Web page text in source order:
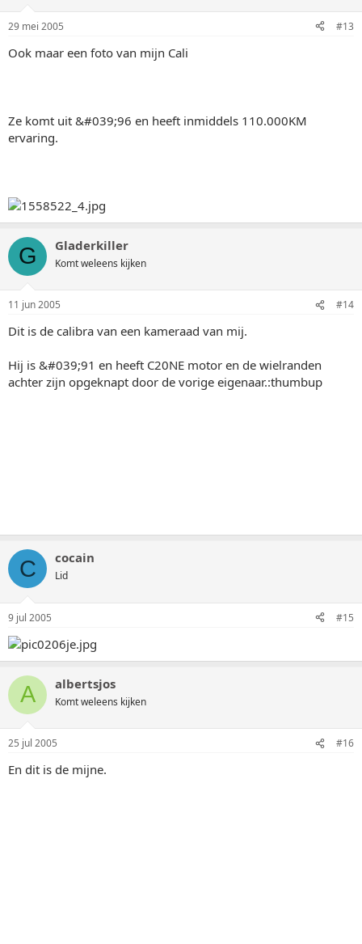
29 mei 2005 #13
Ook maar een foto van mijn Cali
Ze komt uit &#039;96 en heeft inmiddels 110.000KM
ervaring.
G Gladerkiller
Komt weleens kijken
11 jun 2005 #14
Dit is de calibra van een kameraad van mij.
Hij is &#039;91 en heeft C20NE motor en de wielranden
achter zijn opgeknapt door de vorige eigenaar.:thumbup
C cocain
Lid
9 jul 2005 #15
A albertsjos
Komt weleens kijken
25 jul 2005 #16
En dit is de mijne.